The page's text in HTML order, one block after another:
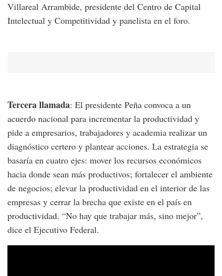
Villareal Arrambide, presidente del Centro de Capital
Intelectual y Competitividad y panelista en el foro.
Tercera llamada: El presidente Peña convoca a un
acuerdo nacional para incrementar la productividad y
pide a empresarios, trabajadores y academia realizar un
diagnóstico certero y plantear acciones. La estrategia se
basaría en cuatro ejes: mover los recursos económicos
hacia donde sean más productivos; fortalecer el ambiente
de negocios; elevar la productividad en el interior de las
empresas y cerrar la brecha que existe en el país en
productividad. “No hay que trabajar más, sino mejor”,
dice el Ejecutivo Federal.